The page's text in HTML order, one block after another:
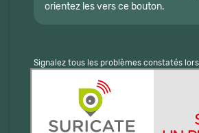
orientez les vers ce bouton.
Signalez tous les problèmes constatés